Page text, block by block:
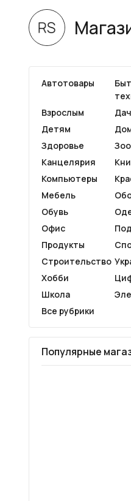
Автотовары
Взрослым
Детям
Здоровье
Канцелярия
Компьютеры
Мебель
Обувь
Офис
Продукты
Строительство
Хобби
Школа
Все рубрики
Популярные